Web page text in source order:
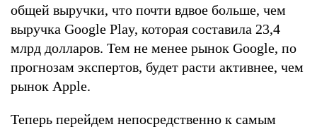
общей выручки, что почти вдвое больше, чем
выручка Google Play, которая составила 23,4
млрд долларов. Тем не менее рынок Google, по
прогнозам экспертов, будет расти активнее, чем
рынок Apple.
Теперь перейдем непосредственно к самым